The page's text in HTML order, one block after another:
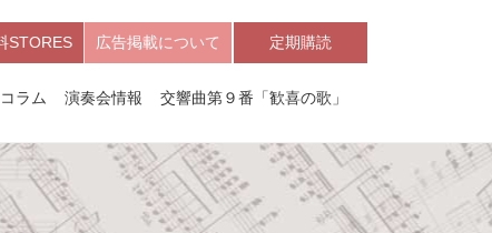
STORES 広告掲載について 定期購読
コラム 演奏会情報 交響曲第９番「歓喜の歌」